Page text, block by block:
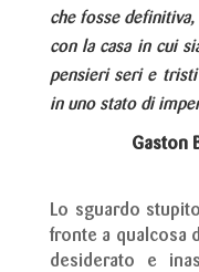
che fosse
con la casa in cui
pensieri seri e
in uno stato di
Gaston
Lo sguardo
fronte a qualcosa
desiderato e